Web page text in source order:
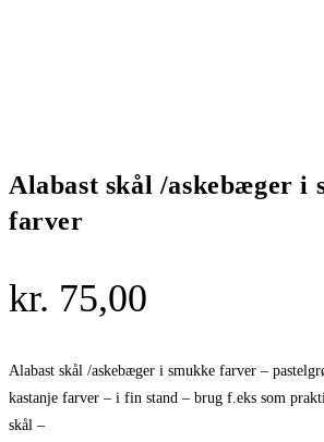
Alabast skål /askebæger i
farver
kr. 75,00
Alabast skål /askebæger i smukke farver –
kastanje farver – i fin stand – brug f.eks som
skål –